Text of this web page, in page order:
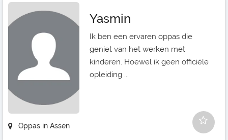
Oppas in Assen
Yasmin
Ik ben een ervaren oppas die
geniet van het werken met
kinderen. Hoewel ik geen officiële
opleiding ...